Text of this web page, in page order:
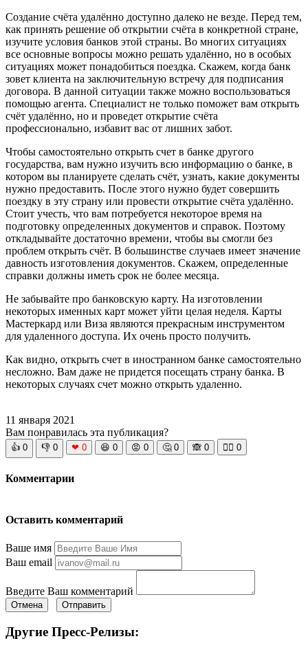
Создание счёта удалённо доступно далеко не везде. Перед тем,
как принять решение об открытии счёта в конкретной стране,
изучите условия банков этой страны. Во многих ситуациях
все основные вопросы можно решать удалённо, но в особых
ситуациях может понадобиться поездка. Скажем, когда банк
зовет клиента на заключительную встречу для подписания
договора. В данной ситуации также можно воспользоваться
помощью агента. Специалист не только поможет вам открыть
счёт удалённо, но и проведет открытие счёта
профессионально, избавит вас от лишних забот.
Чтобы самостоятельно открыть счет в банке другого
государства, вам нужно изучить всю информацию о банке, в
котором вы планируете сделать счёт, узнать, какие документы
нужно предоставить. После этого нужно будет совершить
поездку в эту страну или провести открытие счёта удалённо.
Стоит учесть, что вам потребуется некоторое время на
подготовку определенных документов и справок. Поэтому
откладывайте достаточно времени, чтобы вы смогли без
проблем открыть счёт. В большинстве случаев имеет значение
давность изготовления документов. Скажем, определенные
справки должны иметь срок не более месяца.
Не забывайте про банковскую карту. На изготовлении
некоторых именных карт может уйти целая неделя. Карты
Мастеркард или Виза являются прекрасным инструментом
для удаленного доступа. Их очень просто получить.
Как видно, открыть счет в иностранном банке самостоятельно
несложно. Вам даже не придется посещать страну банка. В
некоторых случаях счет можно открыть удаленно.
11 января 2021
Вам понравилась эта публикация?
👍 0 👎 0 ❤ 0 😆 0 😡 0 🤔 0 🙈 0 🧘‍♀️ 0
Комментарии
Оставить комментарий
Ваше имя
Ваш email
Введите Ваш комментарий
Отмена Отправить
Другие Пресс-Релизы: